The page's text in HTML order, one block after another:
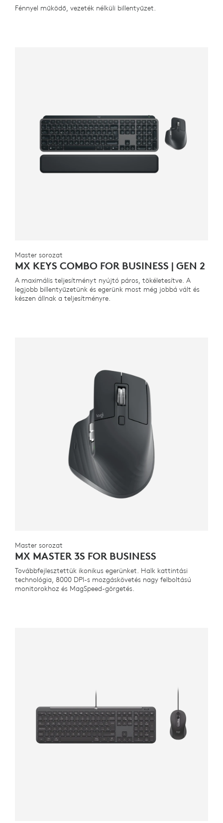
Fénnyel működő, vezeték nélküli billentyűzet.
Master sorozat
MX KEYS COMBO FOR BUSINESS | GEN 2
A maximális teljesítményt nyújtó páros, tökéletesítve. A
legjobb billentyűzetünk és egerünk most még jobbá vált és
készen állnak a teljesítményre.
Master sorozat
MX MASTER 3S FOR BUSINESS
Továbbfejlesztettük ikonikus egerünket. Halk kattintási
technológia, 8000 DPI-s mozgáskövetés nagy felboltású
monitorokhoz és MagSpeed-görgetés.